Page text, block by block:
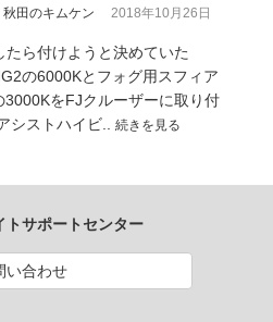
秋田のキムケン 2018年10月26日
たら付けようと決めていた
の6000Kとフォグ用スフィア
3000KをFJクルーザーに取り付
シストハイビ.. 続きを見る
トサポートセンター
い合わせ